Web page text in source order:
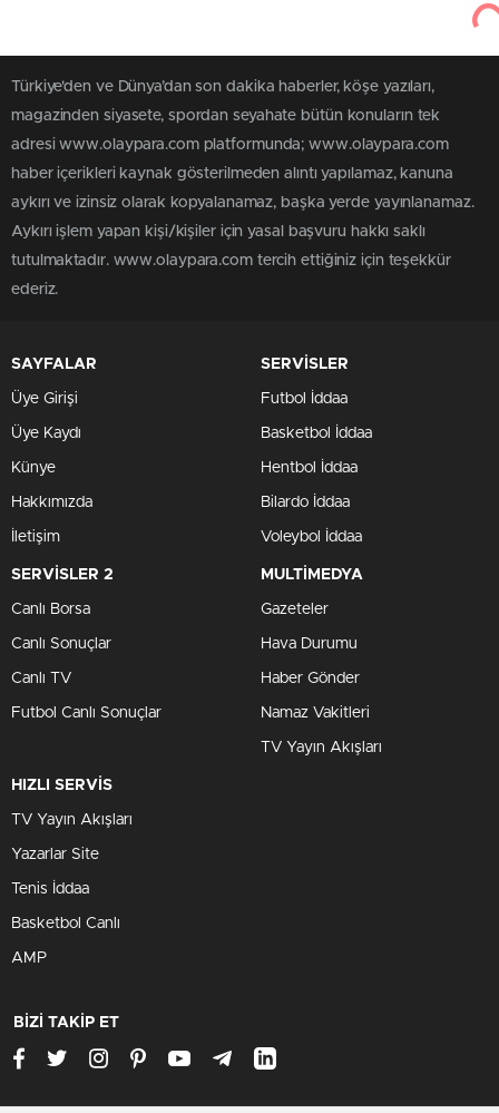
Türkiye'den ve Dünya’dan son dakika haberler, köşe yazıları,
magazinden siyasete, spordan seyahate bütün konuların tek
adresi www.olaypara.com platformunda; www.olaypara.com
haber içerikleri kaynak gösterilmeden alıntı yapılamaz, kanuna
aykırı ve izinsiz olarak kopyalanamaz, başka yerde yayınlanamaz.
Aykırı işlem yapan kişi/kişiler için yasal başvuru hakkı saklı
tutulmaktadır. www.olaypara.com tercih ettiğiniz için teşekkür
ederiz.
SAYFALAR
Üye Girişi
Üye Kaydı
Künye
Hakkımızda
İletişim
SERVİSLER
Futbol İddaa
Basketbol İddaa
Hentbol İddaa
Bilardo İddaa
Voleybol İddaa
SERVİSLER 2
Canlı Borsa
Canlı Sonuçlar
Canlı TV
Futbol Canlı Sonuçlar
MULTİMEDYA
Gazeteler
Hava Durumu
Haber Gönder
Namaz Vakitleri
TV Yayın Akışları
HIZLI SERVİS
TV Yayın Akışları
Yazarlar Site
Tenis İddaa
Basketbol Canlı
AMP
BİZİ TAKİP ET